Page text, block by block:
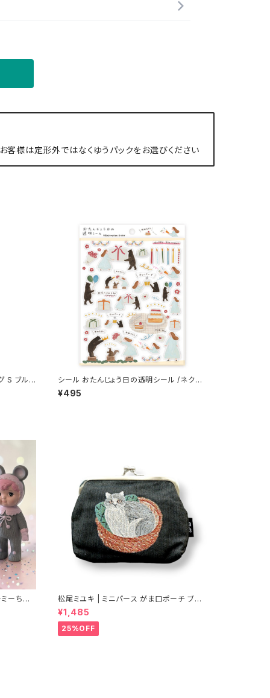
客様は定形外ではなくゆうパックをお選びください
S ブル
シール おたんじょう日の透明シール /ネクタ
イ
¥495
ーちゃ
松尾ミユキ | ミニパース がま口ポーチ ブラッ
ク | Mini Purse black
¥1,485
25%OFF